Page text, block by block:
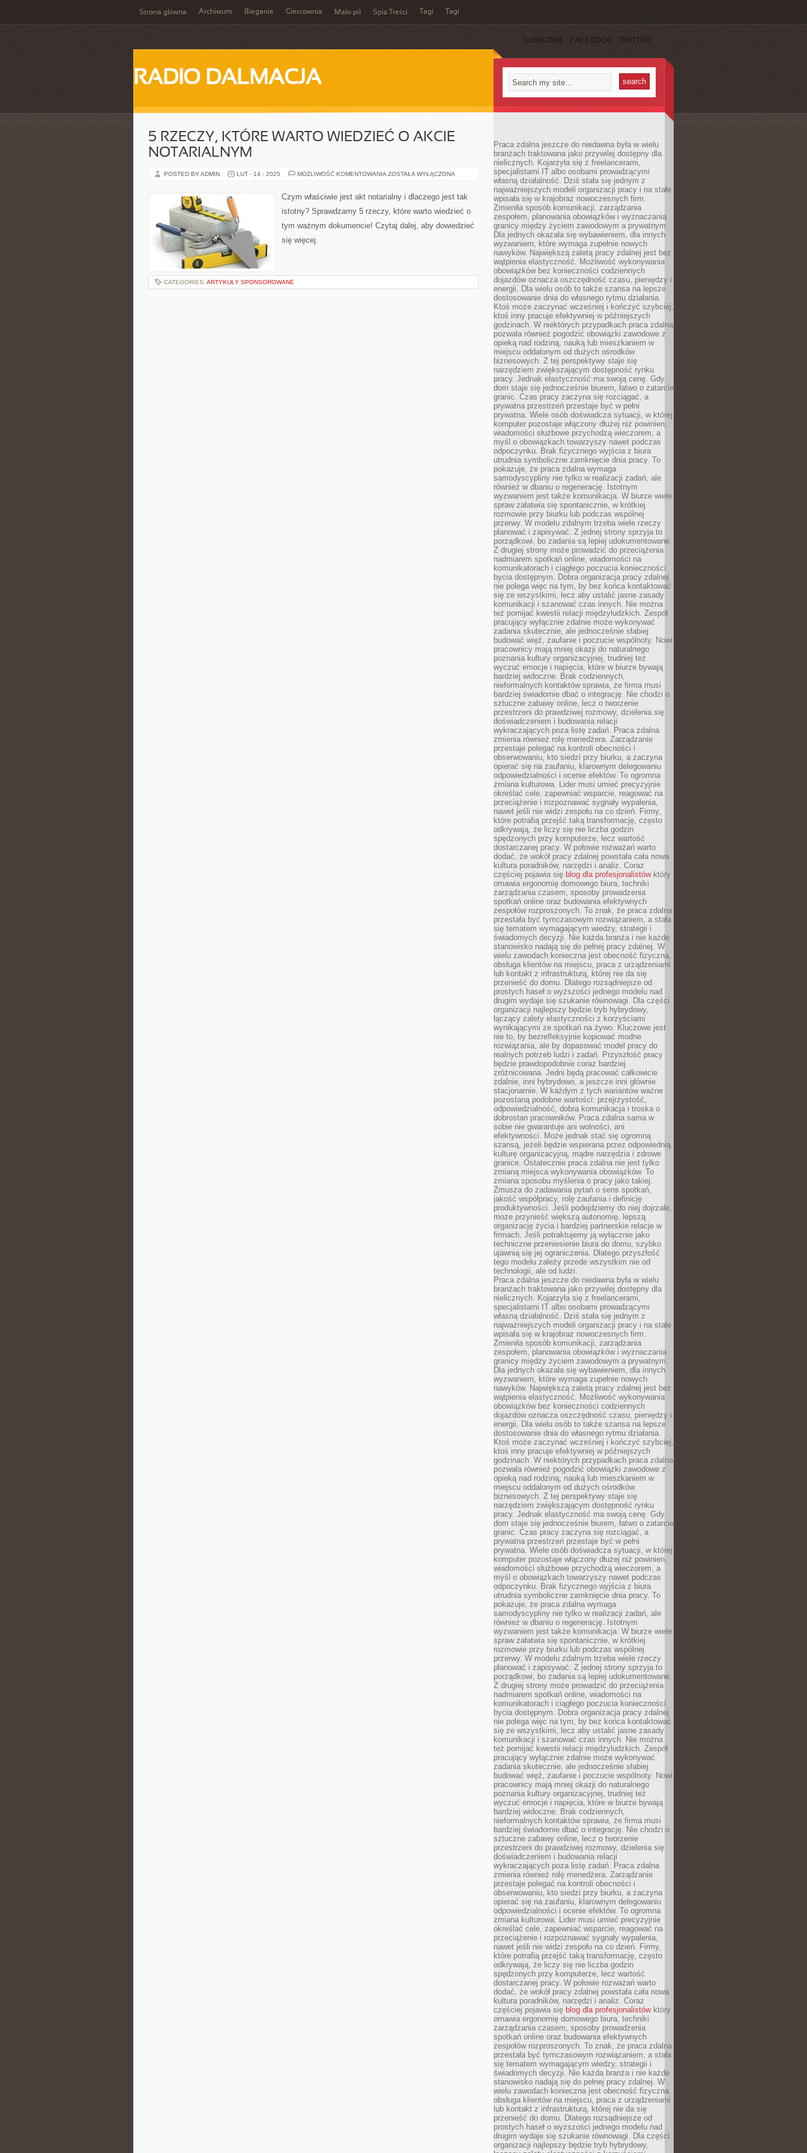
Strona główna Archiwum Bieganie Giercownia Mało pił Spis Treści Tagi Tagi
SUBSCRIBE FACEBOOK TWITTER
RADIO DALMACJA
5 RZECZY, KTÓRE WARTO WIEDZIEĆ O AKCIE
NOTARIALNYM
POSTED BY ADMIN LUT - 14 - 2025 MOŻLIWOŚĆ KOMENTOWANIA 5
WARTO
WIEDZIEĆ
AKCIE
ZOSTAŁA WYŁĄCZONA
Czym właściwie jest akt notarialny i dlaczego jest tak
istotny? Sprawdzamy 5 rzeczy, które warto wiedzieć o
tym ważnym dokumencie! Czytaj dalej, aby dowiedzieć
się więcej.
CATEGORIES: ARTYKUŁY SPONSOROWANE
Praca zdalna jeszcze do niedawna była w wielu
branżach traktowana jako przywilej dostępny dla
nielicznych. Kojarzyła się z freelancerami,
specjalistami IT albo osobami prowadzącymi
własną działalność. Dziś stała się jednym z
najważniejszych modeli organizacji pracy i na stałe
wpisała się w krajobraz nowoczesnych firm.
Zmieniła sposób komunikacji, zarządzania
zespołem, planowania obowiązków i wyznaczania
granicy między życiem zawodowym a prywatnym.
Dla jednych okazała się wybawieniem, dla innych
wyzwaniem, które wymaga zupełnie nowych
nawyków. Największą zaletą pracy zdalnej jest bez
wątpienia elastyczność. Możliwość wykonywania
obowiązków bez konieczności codziennych
dojazdów oznacza oszczędność czasu, pieniędzy i
energii. Dla wielu osób to także szansa na lepsze
dostosowanie dnia do własnego rytmu działania.
Ktoś może zaczynać wcześniej i kończyć szybciej,
ktoś inny pracuje efektywniej w późniejszych
godzinach. W niektórych przypadkach praca zdalna
pozwala również pogodzić obowiązki zawodowe z
opieką nad rodziną, nauką lub mieszkaniem w
miejscu oddalonym od dużych ośrodków
biznesowych. Z tej perspektywy staje się
narzędziem zwiększającym dostępność rynku
pracy. Jednak elastyczność ma swoją cenę. Gdy
dom staje się jednocześnie biurem, łatwo o zatarcie
granic. Czas pracy zaczyna się rozciągać, a
prywatna przestrzeń przestaje być w pełni
prywatna. Wiele osób doświadcza sytuacji, w której
komputer pozostaje włączony dłużej niż powinien,
wiadomości służbowe przychodzą wieczorem, a
myśl o obowiązkach towarzyszy nawet podczas
odpoczynku. Brak fizycznego wyjścia z biura
utrudnia symboliczne zamknięcie dnia pracy. To
pokazuje, że praca zdalna wymaga
samodyscypliny nie tylko w realizacji zadań, ale
również w dbaniu o regenerację. Istotnym
wyzwaniem jest także komunikacja. W biurze wiele
spraw załatwia się spontanicznie, w krótkiej
rozmowie przy biurku lub podczas wspólnej
przerwy. W modelu zdalnym trzeba wiele rzeczy
planować i zapisywać. Z jednej strony sprzyja to
porządkowi, bo zadania są lepiej udokumentowane.
Z drugiej strony może prowadzić do przeciążenia
nadmiarem spotkań online, wiadomości na
komunikatorach i ciągłego poczucia konieczności
bycia dostępnym. Dobra organizacja pracy zdalnej
nie polega więc na tym, by bez końca kontaktować
się ze wszystkimi, lecz aby ustalić jasne zasady
komunikacji i szanować czas innych. Nie można
też pomijać kwestii relacji międzyludzkich. Zespół
pracujący wyłącznie zdalnie może wykonywać
zadania skutecznie, ale jednocześnie słabiej
budować więź, zaufanie i poczucie wspólnoty. Nowi
pracownicy mają mniej okazji do naturalnego
poznania kultury organizacyjnej, trudniej też
wyczuć emocje i napięcia, które w biurze bywają
bardziej widoczne. Brak codziennych,
nieformalnych kontaktów sprawia, że firma musi
bardziej świadomie dbać o integrację. Nie chodzi o
sztuczne zabawy online, lecz o tworzenie
przestrzeni do prawdziwej rozmowy, dzielenia się
doświadczeniem i budowania relacji
wykraczających poza listę zadań. Praca zdalna
zmienia również rolę menedżera. Zarządzanie
przestaje polegać na kontroli obecności i
obserwowaniu, kto siedzi przy biurku, a zaczyna
opierać się na zaufaniu, klarownym delegowaniu
odpowiedzialności i ocenie efektów. To ogromna
zmiana kulturowa. Lider musi umieć precyzyjnie
określać cele, zapewniać wsparcie, reagować na
przeciążenie i rozpoznawać sygnały wypalenia,
nawet jeśli nie widzi zespołu na co dzień. Firmy,
które potrafią przejść taką transformację, często
odkrywają, że liczy się nie liczba godzin
spędzonych przy komputerze, lecz wartość
dostarczanej pracy. W połowie rozważań warto
dodać, że wokół pracy zdalnej powstała cała nowa
kultura poradników, narzędzi i analiz. Coraz
częściej pojawia się blog dla profesjonalistówktóry
omawia ergonomię domowego biura, techniki
zarządzania czasem, sposoby prowadzenia
spotkań online oraz budowania efektywnych
zespołów rozproszonych. To znak, że praca zdalna
przestała być tymczasowym rozwiązaniem, a stała
się tematem wymagającym wiedzy, strategii i
świadomych decyzji. Nie każda branża i nie każde
stanowisko nadają się do pełnej pracy zdalnej. W
wielu zawodach konieczna jest obecność fizyczna,
obsługa klientów na miejscu, praca z urządzeniami
lub kontakt z infrastrukturą, której nie da się
przenieść do domu. Dlatego rozsądniejsze od
prostych haseł o wyższości jednego modelu nad
drugim wydaje się szukanie równowagi. Dla części
organizacji najlepszy będzie tryb hybrydowy,
łączący zalety elastyczności z korzyściami
wynikającymi ze spotkań na żywo. Kluczowe jest
nie to, by bezrefleksyjnie kopiować modne
rozwiązania, ale by dopasować model pracy do
realnych potrzeb ludzi i zadań. Przyszłość pracy
będzie prawdopodobnie coraz bardziej
zróżnicowana. Jedni będą pracować całkowicie
zdalnie, inni hybrydowo, a jeszcze inni głównie
stacjonarnie. W każdym z tych wariantów ważne
pozostaną podobne wartości: przejrzystość,
odpowiedzialność, dobra komunikacja i troska o
dobrostan pracowników. Praca zdalna sama w
sobie nie gwarantuje ani wolności, ani
efektywności. Może jednak stać się ogromną
szansą, jeżeli będzie wspierana przez odpowiednią
kulturę organizacyjną, mądre narzędzia i zdrowe
granice. Ostatecznie praca zdalna nie jest tylko
zmianą miejsca wykonywania obowiązków. To
zmiana sposobu myślenia o pracy jako takiej.
Zmusza do zadawania pytań o sens spotkań,
jakość współpracy, rolę zaufania i definicję
produktywności. Jeśli podejdziemy do niej dojrzale,
może przynieść większą autonomię, lepszą
organizację życia i bardziej partnerskie relacje w
firmach. Jeśli potraktujemy ją wyłącznie jako
techniczne przeniesienie biura do domu, szybko
ujawnią się jej ograniczenia. Dlatego przyszłość
tego modelu zależy przede wszystkim nie od
technologii, ale od ludzi.
Praca zdalna jeszcze do niedawna była w wielu
branżach traktowana jako przywilej dostępny dla
nielicznych. Kojarzyła się z freelancerami,
specjalistami IT albo osobami prowadzącymi
własną działalność. Dziś stała się jednym z
najważniejszych modeli organizacji pracy i na stałe
wpisała się w krajobraz nowoczesnych firm.
Zmieniła sposób komunikacji, zarządzania
zespołem, planowania obowiązków i wyznaczania
granicy między życiem zawodowym a prywatnym.
Dla jednych okazała się wybawieniem, dla innych
wyzwaniem, które wymaga zupełnie nowych
nawyków. Największą zaletą pracy zdalnej jest bez
wątpienia elastyczność. Możliwość wykonywania
obowiązków bez konieczności codziennych
dojazdów oznacza oszczędność czasu, pieniędzy i
energii. Dla wielu osób to także szansa na lepsze
dostosowanie dnia do własnego rytmu działania.
Ktoś może zaczynać wcześniej i kończyć szybciej,
ktoś inny pracuje efektywniej w późniejszych
godzinach. W niektórych przypadkach praca zdalna
pozwala również pogodzić obowiązki zawodowe z
opieką nad rodziną, nauką lub mieszkaniem w
miejscu oddalonym od dużych ośrodków
biznesowych. Z tej perspektywy staje się
narzędziem zwiększającym dostępność rynku
pracy. Jednak elastyczność ma swoją cenę. Gdy
dom staje się jednocześnie biurem, łatwo o zatarcie
granic. Czas pracy zaczyna się rozciągać, a
prywatna przestrzeń przestaje być w pełni
prywatna. Wiele osób doświadcza sytuacji, w której
komputer pozostaje włączony dłużej niż powinien,
wiadomości służbowe przychodzą wieczorem, a
myśl o obowiązkach towarzyszy nawet podczas
odpoczynku. Brak fizycznego wyjścia z biura
utrudnia symboliczne zamknięcie dnia pracy. To
pokazuje, że praca zdalna wymaga
samodyscypliny nie tylko w realizacji zadań, ale
również w dbaniu o regenerację. Istotnym
wyzwaniem jest także komunikacja. W biurze wiele
spraw załatwia się spontanicznie, w krótkiej
rozmowie przy biurku lub podczas wspólnej
przerwy. W modelu zdalnym trzeba wiele rzeczy
planować i zapisywać. Z jednej strony sprzyja to
porządkowi, bo zadania są lepiej udokumentowane.
Z drugiej strony może prowadzić do przeciążenia
nadmiarem spotkań online, wiadomości na
komunikatorach i ciągłego poczucia konieczności
bycia dostępnym. Dobra organizacja pracy zdalnej
nie polega więc na tym, by bez końca kontaktować
się ze wszystkimi, lecz aby ustalić jasne zasady
komunikacji i szanować czas innych. Nie można
też pomijać kwestii relacji międzyludzkich. Zespół
pracujący wyłącznie zdalnie może wykonywać
zadania skutecznie, ale jednocześnie słabiej
budować więź, zaufanie i poczucie wspólnoty. Nowi
pracownicy mają mniej okazji do naturalnego
poznania kultury organizacyjnej, trudniej też
wyczuć emocje i napięcia, które w biurze bywają
bardziej widoczne. Brak codziennych,
nieformalnych kontaktów sprawia, że firma musi
bardziej świadomie dbać o integrację. Nie chodzi o
sztuczne zabawy online, lecz o tworzenie
przestrzeni do prawdziwej rozmowy, dzielenia się
doświadczeniem i budowania relacji
wykraczających poza listę zadań. Praca zdalna
zmienia również rolę menedżera. Zarządzanie
przestaje polegać na kontroli obecności i
obserwowaniu, kto siedzi przy biurku, a zaczyna
opierać się na zaufaniu, klarownym delegowaniu
odpowiedzialności i ocenie efektów. To ogromna
zmiana kulturowa. Lider musi umieć precyzyjnie
określać cele, zapewniać wsparcie, reagować na
przeciążenie i rozpoznawać sygnały wypalenia,
nawet jeśli nie widzi zespołu na co dzień. Firmy,
które potrafią przejść taką transformację, często
odkrywają, że liczy się nie liczba godzin
spędzonych przy komputerze, lecz wartość
dostarczanej pracy. W połowie rozważań warto
dodać, że wokół pracy zdalnej powstała cała nowa
kultura poradników, narzędzi i analiz. Coraz
częściej pojawia się blog dla profesjonalistówktóry
omawia ergonomię domowego biura, techniki
zarządzania czasem, sposoby prowadzenia
spotkań online oraz budowania efektywnych
zespołów rozproszonych. To znak, że praca zdalna
przestała być tymczasowym rozwiązaniem, a stała
się tematem wymagającym wiedzy, strategii i
świadomych decyzji. Nie każda branża i nie każde
stanowisko nadają się do pełnej pracy zdalnej. W
wielu zawodach konieczna jest obecność fizyczna,
obsługa klientów na miejscu, praca z urządzeniami
lub kontakt z infrastrukturą, której nie da się
przenieść do domu. Dlatego rozsądniejsze od
prostych haseł o wyższości jednego modelu nad
drugim wydaje się szukanie równowagi. Dla części
organizacji najlepszy będzie tryb hybrydowy,